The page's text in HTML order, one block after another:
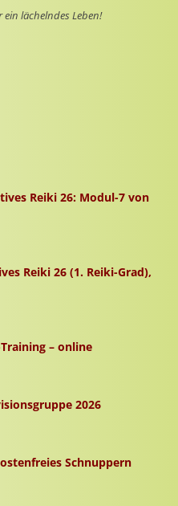
lächelndes Leben!